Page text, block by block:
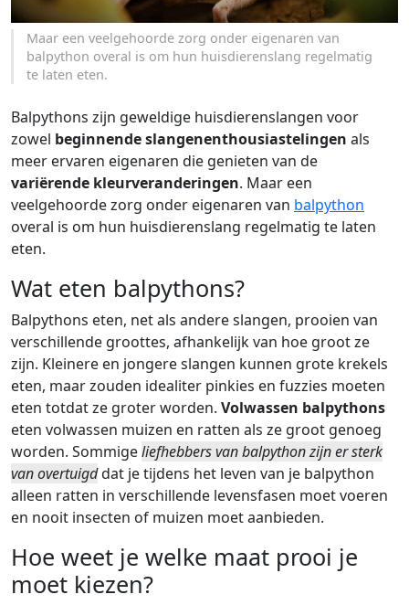
Maar een veelgehoorde zorg onder eigenaren van
balpython overal is om hun huisdierenslang regelmatig
te laten eten.
Balpythons zijn geweldige huisdierenslangen voor
zowel beginnende slangenenthousiastelingen als
meer ervaren eigenaren die genieten van de
variërende kleurveranderingen. Maar een
veelgehoorde zorg onder eigenaren van balpython
overal is om hun huisdierenslang regelmatig te laten
eten.
Wat eten balpythons?
Balpythons eten, net als andere slangen, prooien van
verschillende groottes, afhankelijk van hoe groot ze
zijn. Kleinere en jongere slangen kunnen grote krekels
eten, maar zouden idealiter pinkies en fuzzies moeten
eten totdat ze groter worden. Volwassen balpythons
eten volwassen muizen en ratten als ze groot genoeg
worden. Sommigeliefhebbers van balpython zijn er sterk
van overtuigddat je tijdens het leven van je balpython
alleen ratten in verschillende levensfasen moet voeren
en nooit insecten of muizen moet aanbieden.
Hoe weet je welke maat prooi je
moet kiezen?